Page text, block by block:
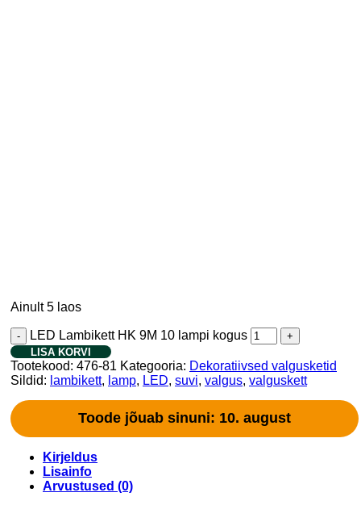
Ainult 5 laos
LED Lambikett HK 9M 10 lampi kogus
LISA KORVI
Tootekood: 476-81 Kategooria: Dekoratiivsed valgusketid
Sildid: lambikett, lamp, LED, suvi, valgus, valguskett
Toode jõuab sinuni: 10. august
Kirjeldus
Lisainfo
Arvustused (0)